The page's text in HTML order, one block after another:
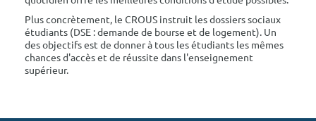
Plus concrètement, le CROUS instruit les dossiers sociaux
étudiants (DSE : demande de bourse et de logement). Un
des objectifs est de donner à tous les étudiants les mêmes
chances d'accès et de réussite dans l'enseignement
supérieur.